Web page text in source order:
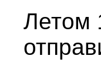
Летом